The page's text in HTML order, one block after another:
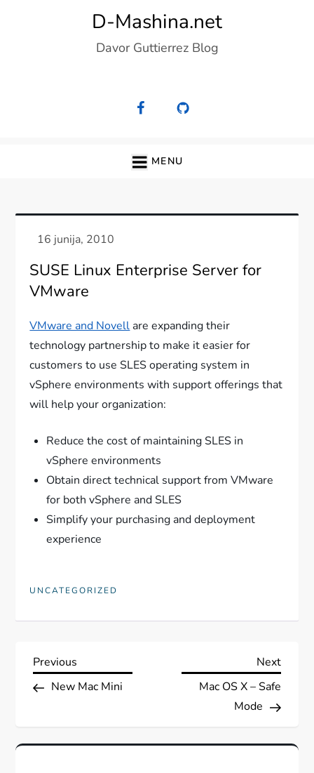
D-Mashina.net
Davor Guttierrez Blog
MENU
SUSE Linux Enterprise Server for
VMware
VMware and Novell are expanding their
technology partnership to make it easier for
customers to use SLES operating system in
vSphere environments with support offerings that
will help your organization:
Reduce the cost of maintaining SLES in
vSphere environments
Obtain direct technical support from VMware
for both vSphere and SLES
Simplify your purchasing and deployment
experience
UNCATEGORIZED
N
a
Previous
Post
Previous
New Mac Mini
Next
Next
Mac OS X – Safe
Mode